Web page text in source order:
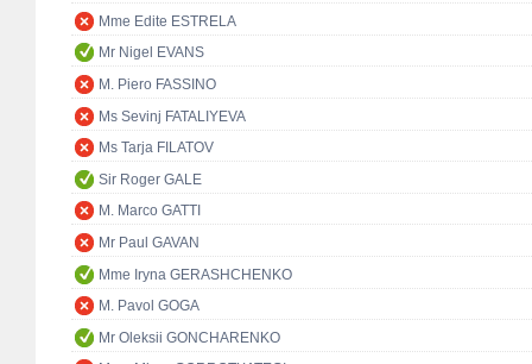
Mme Edite ESTRELA
Mr Nigel EVANS
M. Piero FASSINO
Ms Sevinj FATALIYEVA
Ms Tarja FILATOV
Sir Roger GALE
M. Marco GATTI
Mr Paul GAVAN
Mme Iryna GERASHCHENKO
M. Pavol GOGA
Mr Oleksii GONCHARENKO